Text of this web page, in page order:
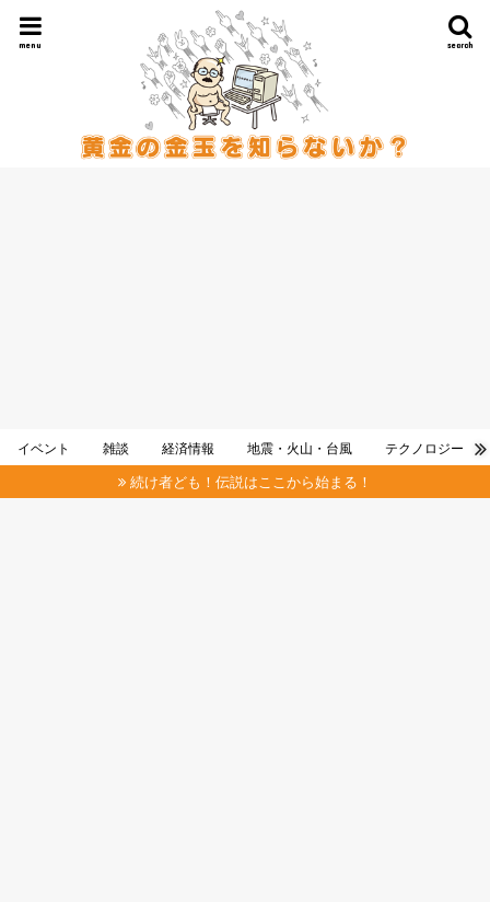
search
menu
イベント 雑談 経済情報 地震・火山・台風 テクノロジー
続け者ども！伝説はここから始まる！